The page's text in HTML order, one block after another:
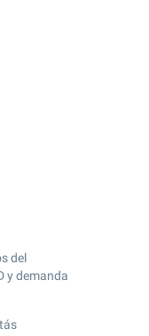
del
y demanda